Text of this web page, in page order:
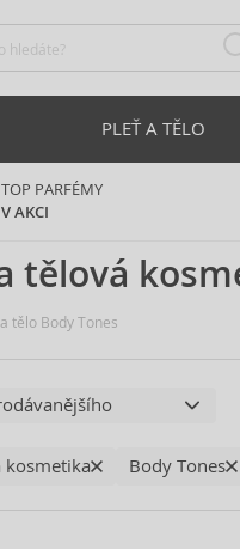
PLEŤ A TĚLO
TOP PARFÉMY
V AKCI
tělová
tělo Body Tones
kosmetika Body Tones